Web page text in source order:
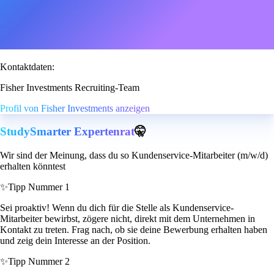
Kontaktdaten:
Fisher Investments Recruiting-Team
Profil von Fisher Investments anzeigen
StudySmarter Expertenrat🤫
Wir sind der Meinung, dass du so Kundenservice-Mitarbeiter (m/w/d)
erhalten könntest
✨Tipp Nummer 1
Sei proaktiv! Wenn du dich für die Stelle als Kundenservice-
Mitarbeiter bewirbst, zögere nicht, direkt mit dem Unternehmen in
Kontakt zu treten. Frag nach, ob sie deine Bewerbung erhalten haben
und zeig dein Interesse an der Position.
✨Tipp Nummer 2